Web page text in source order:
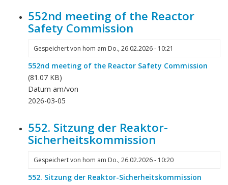
for
preparedness,
safety
and
552nd meeting of the Reactor
Safety Commission
Gespeichert von hom am Do., 26.02.2026 - 10:21
552nd meeting of the Reactor Safety Commission
(81.07 KB)
Datum am/von
2026-03-05
552. Sitzung der Reaktor-
Sicherheitskommission
Gespeichert von hom am Do., 26.02.2026 - 10:20
552. Sitzung der Reaktor-Sicherheitskommission